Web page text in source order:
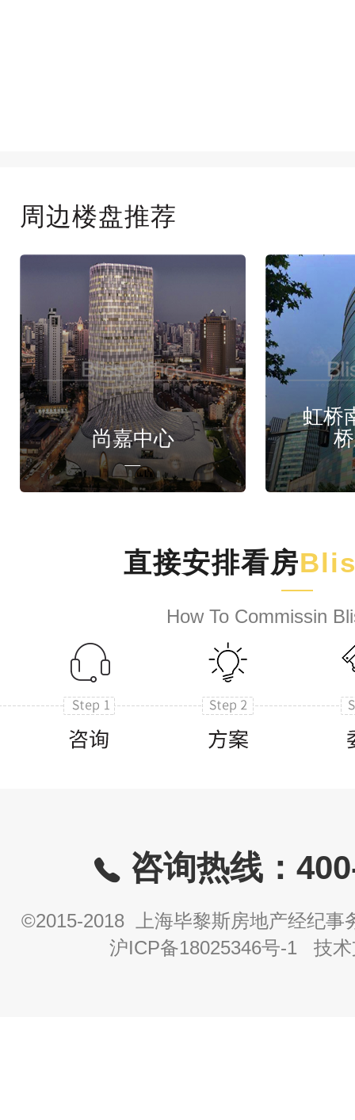
周边楼盘推荐
尚嘉中心
虹桥
直接安排看房
How To Commissin
咨询热线：
©2015-2018 上海毕黎斯房地产经纪事
沪ICP备18025346号-1 技术